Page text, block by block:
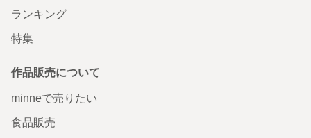
ランキング
特集
作品販売について
minneで売りたい
食品販売